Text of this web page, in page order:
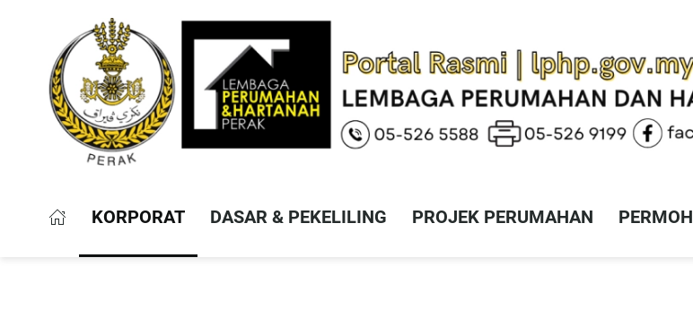
KORPORAT DASAR & PEKELILING PROJEK PERUMAHAN